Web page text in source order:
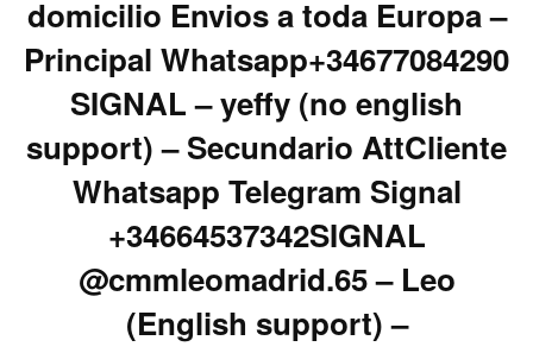
domicilio Envios a toda Europa –
Principal Whatsapp+34677084290
SIGNAL – yeffy (no english
support) – Secundario AttCliente
Whatsapp Telegram Signal
+34664537342SIGNAL
@cmmleomadrid.65 – Leo
(English support) –